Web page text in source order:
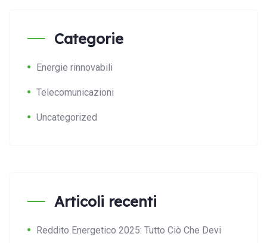
Categorie
Energie rinnovabili
Telecomunicazioni
Uncategorized
Articoli recenti
Reddito Energetico 2025: Tutto Ciò Che Devi